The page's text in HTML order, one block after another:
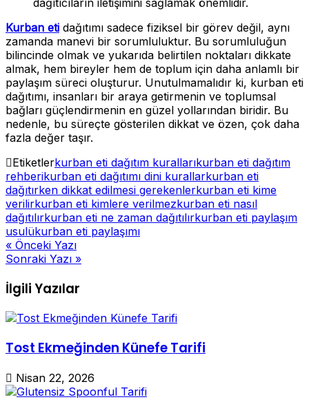
Kurban eti dağıtımı sadece fiziksel bir görev değil, aynı
zamanda manevi bir sorumluluktur. Bu sorumluluğun
bilincinde olmak ve yukarıda belirtilen noktaları dikkate
almak, hem bireyler hem de toplum için daha anlamlı bir
paylaşım süreci oluşturur. Unutulmamalıdır ki, kurban eti
dağıtımı, insanları bir araya getirmenin ve toplumsal
bağları güçlendirmenin en güzel yollarından biridir. Bu
nedenle, bu süreçte gösterilen dikkat ve özen, çok daha
fazla değer taşır.
Etiketlerkurban eti dağıtım kurallarıkurban eti dağıtım
rehberikurban eti dağıtımı dini kurallarkurban eti
dağıtırken dikkat edilmesi gerekenlerkurban eti kime
verilirkurban eti kimlere verilmezkurban eti nasıl
dağıtılırkurban eti ne zaman dağıtılırkurban eti paylaşım
usulükurban eti paylaşımı
Yazı
« Önceki Yazı
Sonraki Yazı »
İlgili Yazılar
Tost Ekmeğinden Künefe Tarifi
Nisan 22, 2026